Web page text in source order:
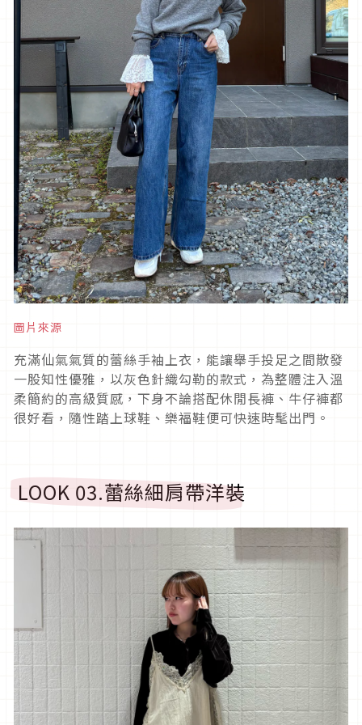
圖片來源
充滿仙氣氣質的蕾絲手袖上衣，能讓舉手投足之間散發
一股知性優雅，以灰色針織勾勒的款式，為整體注入溫
柔簡約的高級質感，下身不論搭配休閒長褲、牛仔褲都
很好看，隨性踏上球鞋、樂福鞋便可快速時髦出門。
LOOK 03.蕾絲細肩帶洋裝